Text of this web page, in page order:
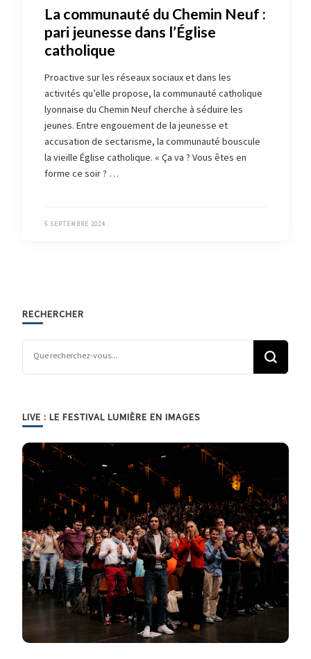
La communauté du Chemin Neuf :
pari jeunesse dans l’Église
catholique
Proactive sur les réseaux sociaux et dans les
activités qu’elle propose, la communauté catholique
lyonnaise du Chemin Neuf cherche à séduire les
jeunes. Entre engouement de la jeunesse et
accusation de sectarisme, la communauté bouscule
la vieille Église catholique. « Ça va ? Vous êtes en
forme ce soir ? …
5 SEPTEMBRE 2024
RECHERCHER
LIVE : LE FESTIVAL LUMIÈRE EN IMAGES